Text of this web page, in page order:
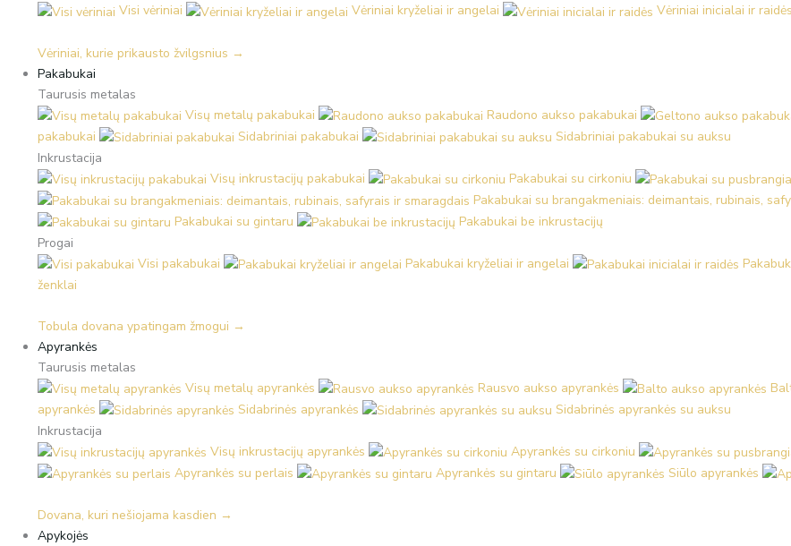
Visi vėriniai
Vėriniai kryželiai ir angelai Vėriniai inicialai ir raidės
Vėriniai, kurie prikausto žvilgsnius →
Pakabukai
Taurusis metalas
Visų metalų pakabukai
Raudono aukso pakabukai
pakabukai
Sidabriniai pakabukai
Sidabriniai pakabukai su auksu
Inkrustacija
Visų inkrustacijų pakabukai
Pakabukai su cirkoniu
Pakabukai su brangakmeniais: deimantais, rubinais,
Pakabukai su gintaru
Pakabukai be inkrustacijų
Progai
Visi pakabukai
Pakabukai kryželiai ir angelai
ženklai
Tobula dovana ypatingam žmogui →
Apyrankės
Taurusis metalas
Visų metalų apyrankės
Rausvo aukso apyrankės
apyrankės
Sidabrinės apyrankės
Sidabrinės apyrankės su auksu
Inkrustacija
Visų inkrustacijų apyrankės
Apyrankės su cirkoniu
Apyrankės su perlais
Apyrankės su gintaru Siūlo apyrankės
Dovana, kuri nešiojama kasdien →
Apykojės